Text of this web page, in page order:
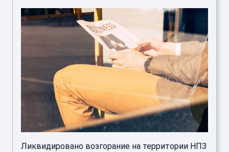
Ликвидировано возгорание на территории НПЗ